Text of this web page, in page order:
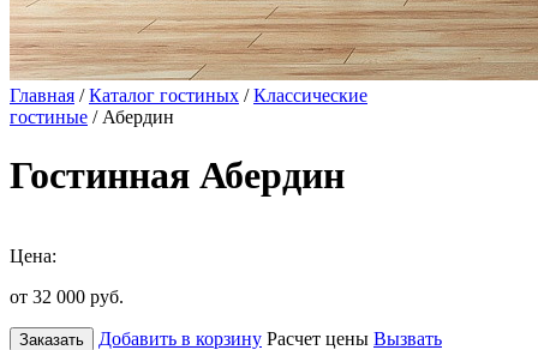
Главная /Каталог гостиных /Классические
гостиные / Абердин
Гостинная Абердин
Цена:
от 32 000 руб.
Заказать Добавить в корзину Расчет цены Вызвать